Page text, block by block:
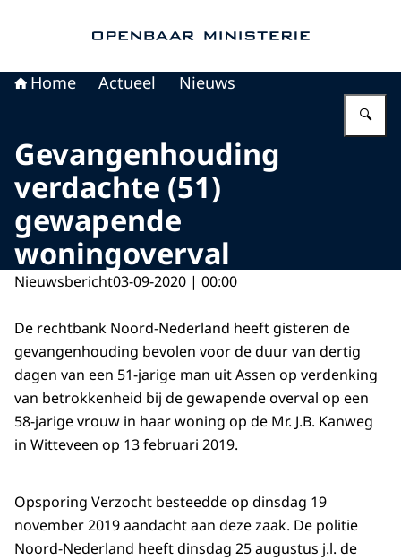
Home Actueel Nieuws
Gevangenhouding
verdachte (51)
gewapende
woningoverval
Nieuwsbericht03-09-2020 | 00:00
De rechtbank Noord-Nederland heeft gisteren de
gevangenhouding bevolen voor de duur van dertig
dagen van een 51-jarige man uit Assen op verdenking
van betrokkenheid bij de gewapende overval op een
58-jarige vrouw in haar woning op de Mr. J.B. Kanweg
in Witteveen op 13 februari 2019.
Opsporing Verzocht besteedde op dinsdag 19
november 2019 aandacht aan deze zaak. De politie
Noord-Nederland heeft dinsdag 25 augustus j.l. de